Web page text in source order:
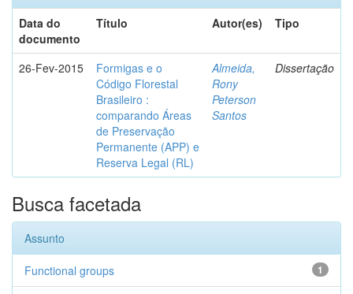
Data do
documento
Título Autor(es) Tipo
26-Fev-2015
Formigas e o
Código Florestal
Brasileiro :
comparando Áreas
de Preservação
Permanente (APP) e
Reserva Legal (RL)
Almeida,
Rony
Peterson
Santos
Dissertação
Busca facetada
Assunto
1
Functional groups